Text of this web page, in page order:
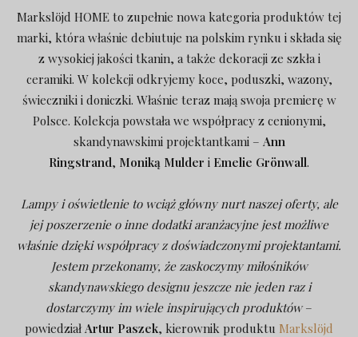
Markslöjd HOME to zupełnie nowa kategoria produktów tej
marki, która właśnie debiutuje na polskim rynku i składa się
z wysokiej jakości tkanin, a także dekoracji ze szkła i
ceramiki. W kolekcji odkryjemy koce, poduszki, wazony,
świeczniki i doniczki. Właśnie teraz mają swoja premierę w
Polsce. Kolekcja powstała we współpracy z cenionymi,
skandynawskimi projektantkami – Ann
Ringstrand, Moniką Mulder i Emelie Grönwall.
Lampy i oświetlenie to wciąż główny nurt naszej oferty, ale
jej poszerzenie o inne dodatki aranżacyjne jest możliwe
właśnie dzięki współpracy z doświadczonymi projektantami.
Jestem przekonamy, że zaskoczymy miłośników
skandynawskiego designu jeszcze nie jeden raz i
dostarczymy im wiele inspirujących produktów–
powiedział Artur Paszek, kierownik produktu Markslöjd